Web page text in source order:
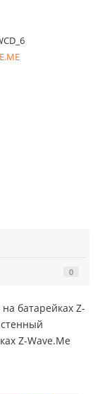
0
батарейках Z-
Z-Wave.Me